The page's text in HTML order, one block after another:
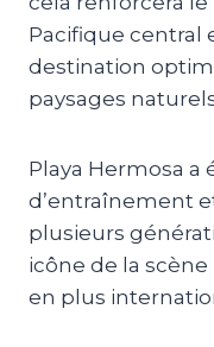
Pacifique central
destination
paysages
Playa Hermosa a
d’entraînement
plusieurs
icône de la
en plus